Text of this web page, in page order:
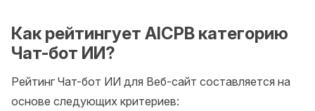
Как рейтингует AICPB категорию
Чат-бот ИИ?
Рейтинг Чат-бот ИИ для Веб-сайт составляется на
основе следующих критериев: